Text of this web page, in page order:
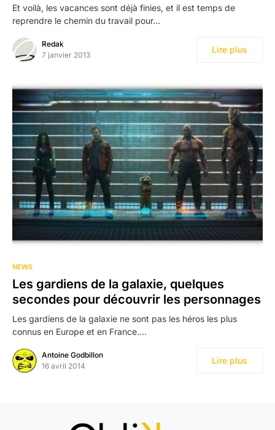
Et voilà, les vacances sont déjà finies, et il est temps de
reprendre le chemin du travail pour…
Redak
7 janvier 2013
Lire plus
NEWS
Les gardiens de la galaxie, quelques
secondes pour découvrir les personnages
Les gardiens de la galaxie ne sont pas les héros les plus
connus en Europe et en France.…
Antoine Godbillon
16 avril 2014
Lire plus